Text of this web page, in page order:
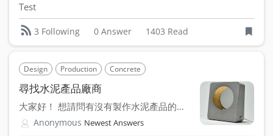
Test
3 Following 0 Answer 1403 Read
Design Production Concrete
尋找水泥產品廠商
大家好！ 想請問有沒有製作水泥產品的廠商，外觀表面希望能...
Anonymous Newest Answers